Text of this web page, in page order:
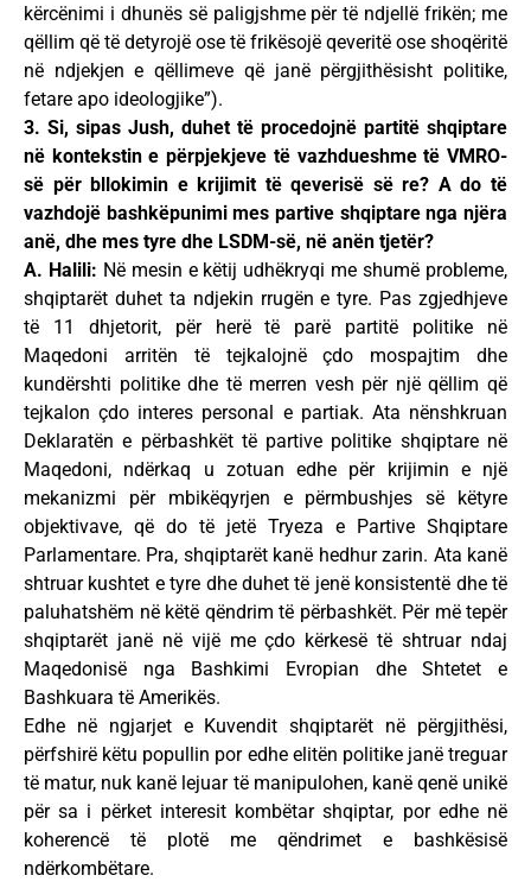
kërcënimi i dhunës së paligjshme për të ndjellë frikën; me
qëllim që të detyrojë ose të frikësojë qeveritë ose shoqëritë
në ndjekjen e qëllimeve që janë përgjithësisht politike,
fetare apo ideologjike”).
3. Si, sipas Jush, duhet të procedojnë partitë shqiptare
në kontekstin e përpjekjeve të vazhdueshme të VMRO-
së për bllokimin e krijimit të qeverisë së re? A do të
vazhdojë bashkëpunimi mes partive shqiptare nga njëra
anë, dhe mes tyre dhe LSDM-së, në anën tjetër?
A. Halili: Në mesin e këtij udhëkryqi me shumë probleme,
shqiptarët duhet ta ndjekin rrugën e tyre. Pas zgjedhjeve
të 11 dhjetorit, për herë të parë partitë politike në
Maqedoni arritën të tejkalojnë çdo mospajtim dhe
kundërshti politike dhe të merren vesh për një qëllim që
tejkalon çdo interes personal e partiak. Ata nënshkruan
Deklaratën e përbashkët të partive politike shqiptare në
Maqedoni, ndërkaq u zotuan edhe për krijimin e një
mekanizmi për mbikëqyrjen e përmbushjes së këtyre
objektivave, që do të jetë Tryeza e Partive Shqiptare
Parlamentare. Pra, shqiptarët kanë hedhur zarin. Ata kanë
shtruar kushtet e tyre dhe duhet të jenë konsistentë dhe të
paluhatshëm në këtë qëndrim të përbashkët. Për më tepër
shqiptarët janë në vijë me çdo kërkesë të shtruar ndaj
Maqedonisë nga Bashkimi Evropian dhe Shtetet e
Bashkuara të Amerikës.
Edhe në ngjarjet e Kuvendit shqiptarët në përgjithësi,
përfshirë këtu popullin por edhe elitën politike janë treguar
të matur, nuk kanë lejuar të manipulohen, kanë qenë unikë
për sa i përket interesit kombëtar shqiptar, por edhe në
koherencë të plotë me qëndrimet e bashkësisë
ndërkombëtare.